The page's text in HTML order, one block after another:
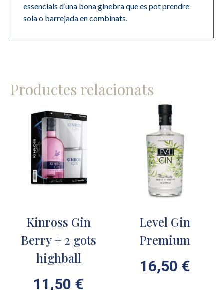
essencials d’una bona ginebra que es pot prendre
sola o barrejada en combinats.
Productes relacionats
Kinross Gin
Berry + 2 gots
highball
11,50 €
Level Gin
Premium
16,50 €